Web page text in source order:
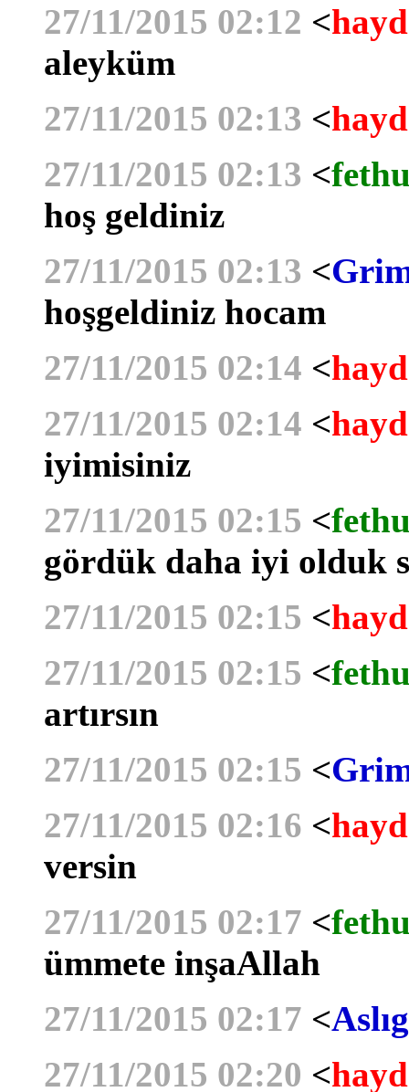
27/11/2015 02:12 <
aleyküm
27/11/2015 02:13 <
27/11/2015 02:13 <
hoş geldiniz
27/11/2015 02:13 <
hoşgeldiniz hocam
27/11/2015 02:14 <
27/11/2015 02:14 <
iyimisiniz
27/11/2015 02:15 <
gördük daha iyi olduk
27/11/2015 02:15 <
27/11/2015 02:15 <
artırsın
27/11/2015 02:15 <
27/11/2015 02:16 <
versin
27/11/2015 02:17 <
ümmete inşaAllah
27/11/2015 02:17 <
27/11/2015 02:20 <